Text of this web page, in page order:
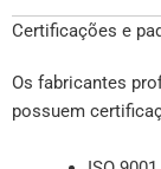
Certificações e
Os fabricantes
possuem